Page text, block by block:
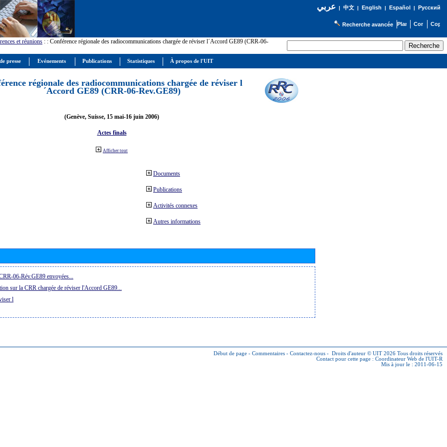
عربي| 中文| English | Español | Русский
Recherche avancée
et réunions : : Conférence régionale des radiocommunications chargée de réviser l´Accord GE89 (CRR-06-
régionale des radiocommunications chargée de réviser l
´Accord GE89 (CRR-06-Rev.GE89)
(Genève, Suisse, 15 mai-16 juin 2006)
Actes finals
Afficher tout
Documents
Publications
Activités connexes
Autres informations
06-Rév.GE89 envoyées...
sur la CRR chargée de réviser l'Accord GE89...
l
Début de page - Commentaires - Contactez-nous - Droits d'auteur © UIT 2026 Tous droits réservés
Contact pour cette page : Coordinateur Web de l'UIT-R
Mis à jour le : 2011-06-15
presse Evénements Publications Statistiques À propos de l'UIT